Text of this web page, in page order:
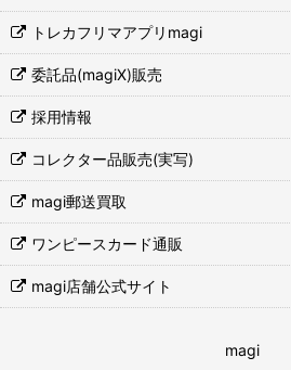
トレカフリマアプリmagi
委託品(magiX)販売
採用情報
コレクター品販売(実写)
magi郵送買取
ワンピースカード通販
magi店舗公式サイト
magi